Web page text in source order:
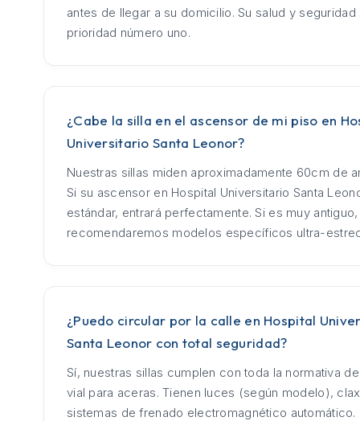
antes de llegar a su domicilio. Su salud y seguridad
prioridad número uno.
¿Cabe la silla en el ascensor de mi piso en
Universitario Santa Leonor?
Nuestras sillas miden aproximadamente 60cm de
Si su ascensor en Hospital Universitario Santa
estándar, entrará perfectamente. Si es muy
recomendaremos modelos específicos ultra-
¿Puedo circular por la calle en Hospital
Santa Leonor con total seguridad?
Sí, nuestras sillas cumplen con toda la normativa
vial para aceras. Tienen luces (según modelo),
sistemas de frenado electromagnético automático.